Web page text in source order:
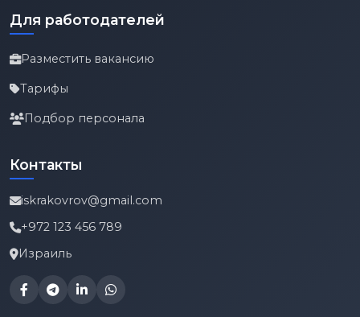
Для работодателей
Разместить вакансию
Тарифы
Подбор персонала
Контакты
iskrakovrov@gmail.com
+972 123 456 789
Израиль